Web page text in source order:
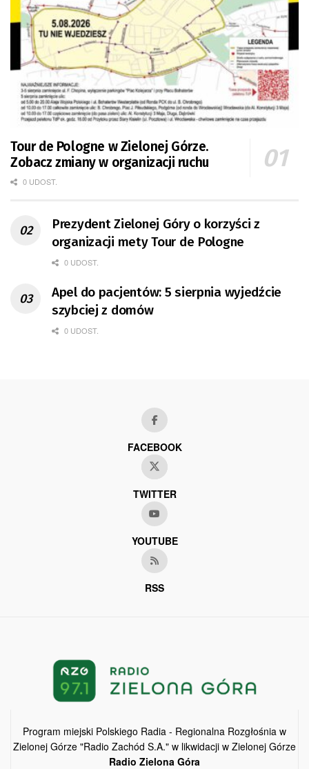
Tour de Pologne w Zielonej Górze.
Zobacz zmiany w organizacji ruchu
0 UDOST.
Prezydent Zielonej Góry o korzyści z
organizacji mety Tour de Pologne
0 UDOST.
Apel do pacjentów: 5 sierpnia wyjedźcie
szybciej z domów
0 UDOST.
FACEBOOK
TWITTER
YOUTUBE
RSS
Program miejski Polskiego Radia - Regionalna Rozgłośnia w
Zielonej Górze "Radio Zachód S.A." w likwidacji w Zielonej Górze
Radio Zielona Góra